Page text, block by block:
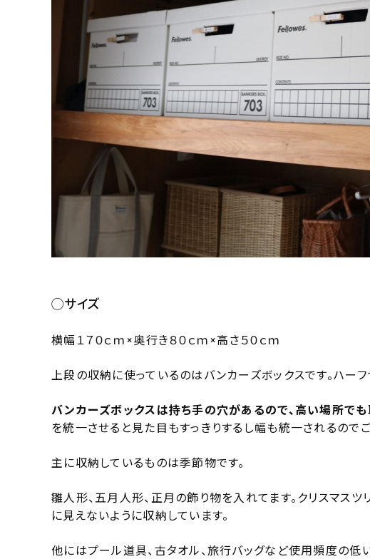
◯サイズ
横幅１７０ｃｍ×奥行き８０ｃｍ×高さ５０ｃｍ
上段の収納に使っているのはバンカーズボックスです。ハー
バンカーズボックスは持ち手の穴があるので、高い場所でも
を統一させると見た目もすっきりするし幅も統一されるので
主に収納しているものは季節物です。
雛人形、五月人形、正月の飾り物を入れてます。クリスマス
に見えないように収納しています。
他にはプール道具、古タオル、旅行バッグなど使用頻度の低